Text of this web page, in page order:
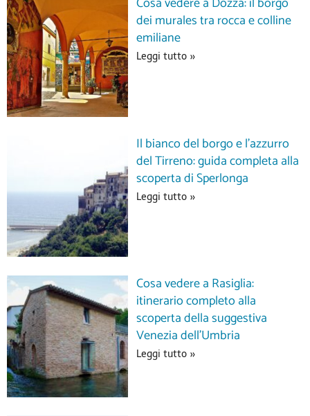
dei murales tra rocca e colline
emiliane
Leggi tutto »
Il bianco del borgo e l’azzurro
del Tirreno: guida completa alla
scoperta di Sperlonga
Leggi tutto »
Cosa vedere a Rasiglia:
itinerario completo alla
scoperta della suggestiva
Venezia dell’Umbria
Leggi tutto »